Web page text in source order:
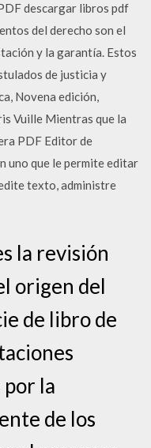
descargar libros pdf
del derecho son el
y la garantía. Estos
de justicia y
Novena edición,
Vuille Mientras que la
PDF Editor de
uno que le permite editar
texto, administre
la revisión
origen del
de libro de
la
de los